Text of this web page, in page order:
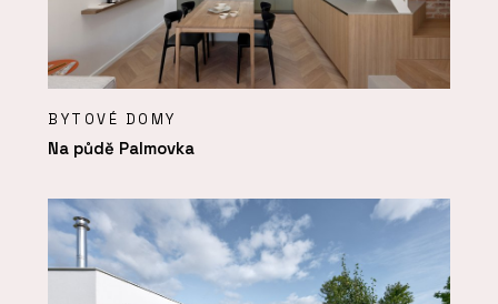
BYTOVÉ DOMY
Na půdě Palmovka